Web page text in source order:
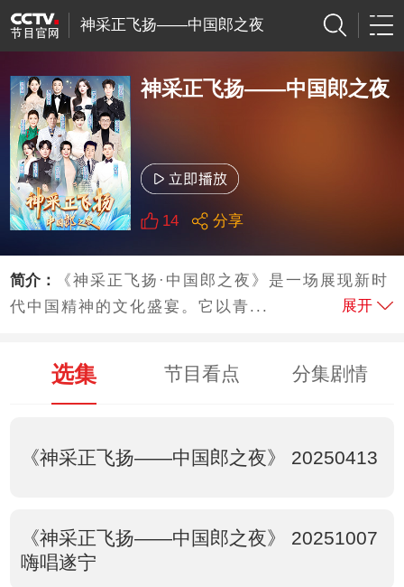
神采正飞扬——中国郎之夜
神采正飞扬——中国郎之夜
14 分享
简介：
《神采正飞扬·中国郎之夜》是一场展现新时
代中国精神的文化盛宴。它以青...
展开
选集 节目看点 分集剧情
《神采正飞扬——中国郎之夜》 20250413
《神采正飞扬——中国郎之夜》 20251007
嗨唱遂宁